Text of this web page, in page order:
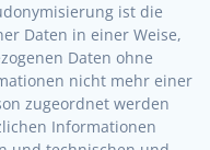
ist die
Daten in einer Weise,
Daten ohne
nicht mehr einer
zugeordnet werden
Informationen